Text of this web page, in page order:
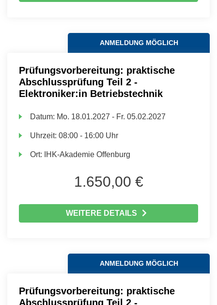
ANMELDUNG MÖGLICH
Prüfungsvorbereitung: praktische
Abschlussprüfung Teil 2 -
Elektroniker:in Betriebstechnik
Datum: Mo. 18.01.2027 - Fr. 05.02.2027
Uhrzeit:08:00 - 16:00 Uhr
Ort: IHK-Akademie Offenburg
1.650,00 €
WEITERE DETAILS
ANMELDUNG MÖGLICH
Prüfungsvorbereitung: praktische
Abschlussprüfung Teil 2 -